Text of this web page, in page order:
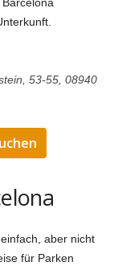
Barcelona
53-55, 08940
aber nicht
für Parken